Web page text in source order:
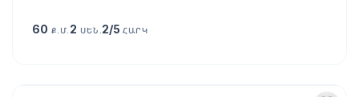
60 Ք.Մ. 2 ՍԵՆ. 2/5ՀԱՐԿ